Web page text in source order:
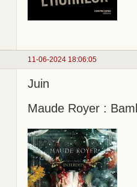
11-06-2024 18:06:05
Juin
Maude Royer :